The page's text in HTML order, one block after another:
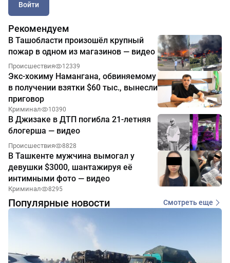
Войти
Рекомендуем
В Ташобласти произошёл крупный
пожар в одном из магазинов — видео
Происшествия 12339
Экс-хокиму Намангана, обвиняемому
в получении взятки $60 тыс., вынесли
приговор
Криминал 10390
В Джизаке в ДТП погибла 21-летняя
блогерша — видео
Происшествия 8828
В Ташкенте мужчина вымогал у
девушки $3000, шантажируя её
интимными фото — видео
Криминал 8295
Популярные новости Смотреть еще